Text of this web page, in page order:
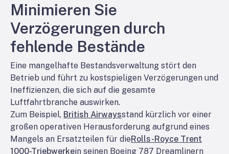
Minimieren Sie
Verzögerungen durch
fehlende Bestände
Eine mangelhafte Bestandsverwaltung stört den
Betrieb und führt zu kostspieligen Verzögerungen und
Ineffizienzen, die sich auf die gesamte
Luftfahrtbranche auswirken.
Zum Beispiel, British Airwaysstand kürzlich vor einer
großen operativen Herausforderung aufgrund eines
Mangels an Ersatzteilen für dieRolls-Royce Trent
1000-Triebwerkein seinen Boeing 787 Dreamlinern